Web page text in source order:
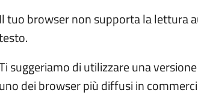
Servizi Vivere Monno
del D.Lgs. 2 febbraio 2001 n. 31_
Il tuo browser non supporta la lettura
suggeriamo di utilizzare una
uno dei browser più diffusi in